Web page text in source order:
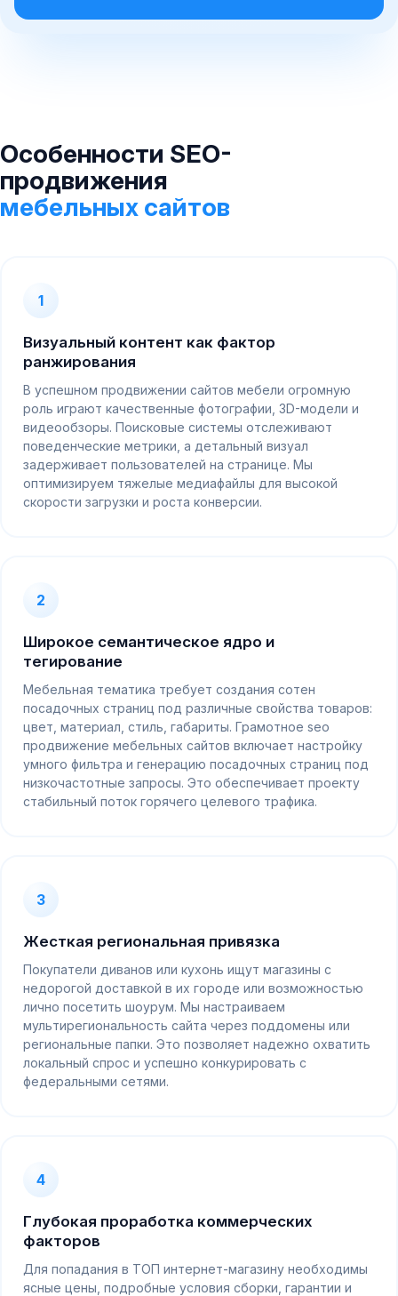
Особенности SEO-
продвижения
мебельных сайтов
1
Визуальный контент как фактор
ранжирования
В успешном продвижении сайтов мебели огромную
роль играют качественные фотографии, 3D-модели и
видеообзоры. Поисковые системы отслеживают
поведенческие метрики, а детальный визуал
задерживает пользователей на странице. Мы
оптимизируем тяжелые медиафайлы для высокой
скорости загрузки и роста конверсии.
2
Широкое семантическое ядро и
тегирование
Мебельная тематика требует создания сотен
посадочных страниц под различные свойства товаров:
цвет, материал, стиль, габариты. Грамотное seo
продвижение мебельных сайтов включает настройку
умного фильтра и генерацию посадочных страниц под
низкочастотные запросы. Это обеспечивает проекту
стабильный поток горячего целевого трафика.
3
Жесткая региональная привязка
Покупатели диванов или кухонь ищут магазины с
недорогой доставкой в их городе или возможностью
лично посетить шоурум. Мы настраиваем
мультирегиональность сайта через поддомены или
региональные папки. Это позволяет надежно охватить
локальный спрос и успешно конкурировать с
федеральными сетями.
4
Глубокая проработка коммерческих
факторов
Для попадания в ТОП интернет-магазину необходимы
ясные цены, подробные условия сборки, гарантии и